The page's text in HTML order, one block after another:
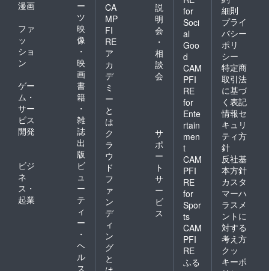
漫画
ー
ツ
ファ
ッ
ショ
ン
映
像
・
映
画
ゲー
ム・
サー
ビス
開発
書
籍
・
雑
誌
出
版
ビジ
ネ
ス・
起業
ビ
ュ
ー
テ
ィ
ー
・
ヘ
ル
ス
CA
MP
FI
RE
ア
カ
デ
ミ
ー
と
は
説
明
会
・
相
談
会
ク
ラ
ウ
ド
フ
ァ
ン
デ
ィ
ン
グ
と
サ
ポ
ー
ト
サ
ー
ビ
ス
for
Soci
al
Goo
d
CAM
PFI
RE
for
Ente
rtain
men
t
CAM
PFI
RE
for
Spor
ts
CAM
PFI
RE
ふる
細則
プライ
バシー
ポリ
シー
特定商
取引法
に基づ
く表記
情報セ
キュリ
ティ方
針
反社基
本方針
カスタ
マーハ
ラスメ
ントに
対する
考え方
クッ
キーポ